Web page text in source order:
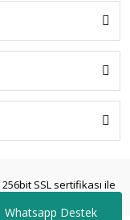
Whatsapp Destek
SSL sertifikası ile